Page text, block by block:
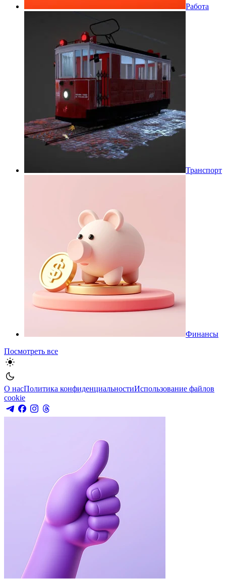
Работа
Транспорт
Финансы
Посмотреть все
О насПолитика конфиденциальностиИспользование файлов
cookie